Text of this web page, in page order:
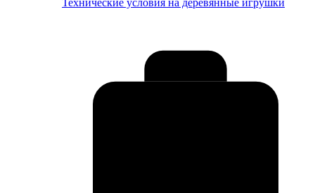
Технические условия на деревянные игрушки